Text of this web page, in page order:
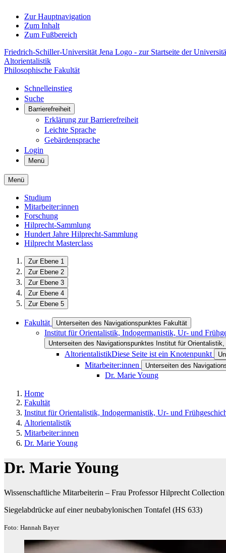
Zur Hauptnavigation
Zum Inhalt
Zum Fußbereich
Friedrich-Schiller-Universität Jena Logo - zur Startseite der
Altorientalistik
Philosophische Fakultät
Schnelleinstieg
Suche
Barrierefreiheit
Erklärung zur Barrierefreiheit
Leichte Sprache
Gebärdensprache
Login
Menü
Menü
Studium
Mitarbeiter:innen
Forschung
Hilprecht-Sammlung
Hundert Jahre Hilprecht-Sammlung
Hilprecht Masterclass
Zur Ebene 1
Zur Ebene 2
Zur Ebene 3
Zur Ebene 4
Zur Ebene 5
Fakultät Unterseiten des Navigationspunktes Fakultät
Institut für Orientalistik, Indogermanistik, Ur- und
Unterseiten des Navigationspunktes Institut für
AltorientalistikDiese Seite ist ein Knotenpunkt
Mitarbeiter:innen Unterseiten des
Dr. Marie Young
Home
Fakultät
Institut für Orientalistik, Indogermanistik, Ur- und
Altorientalistik
Mitarbeiter:innen
Dr. Marie Young
Dr. Marie Young
Wissenschaftliche Mitarbeiterin – Frau Professor Hilprecht
Siegelabdrücke auf einer neubabylonischen Tontafel (HS 633)
Foto: Hannah Bayer